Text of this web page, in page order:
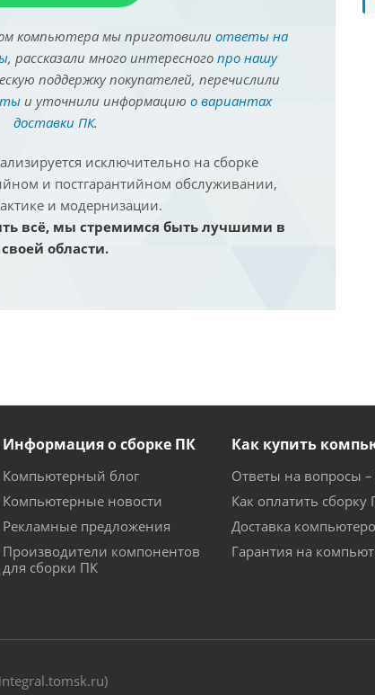
компьютера мы приготовили ответы на
, рассказали много интересного про нашу
поддержку покупателей, перечислили
и уточнили информацию о вариантах
доставки ПК.
исключительно на сборке
и постгарантийном обслуживании,
и модернизации.
всё, мы стремимся быть лучшими в
своей области.
Информация о сборке ПК
Компьютерный блог
Компьютерные новости
Рекламные предложения
Производители компонентов
для сборки ПК
Как купить
Ответы на вопросы –
Как оплатить сборку
Доставка
Гарантия на